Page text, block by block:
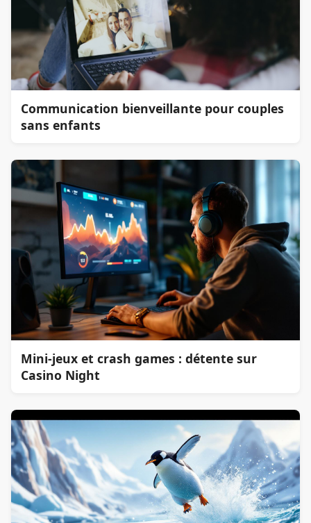
Communication bienveillante pour couples
sans enfants
Mini-jeux et crash games : détente sur
Casino Night